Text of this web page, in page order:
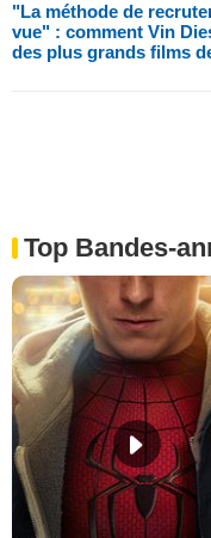
"La méthode de
vue" : comment Vin
des plus grands films
Top Bandes-